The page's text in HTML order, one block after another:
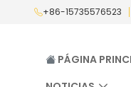
+86-15735576523
PÁGINA